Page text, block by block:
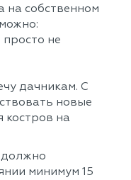
на собственном
не
дачникам. С
новые
костров на
должно
минимум 15